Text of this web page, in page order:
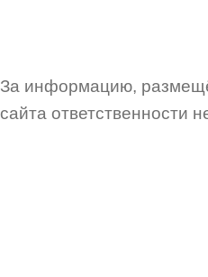
За информацию,
сайта ответственности